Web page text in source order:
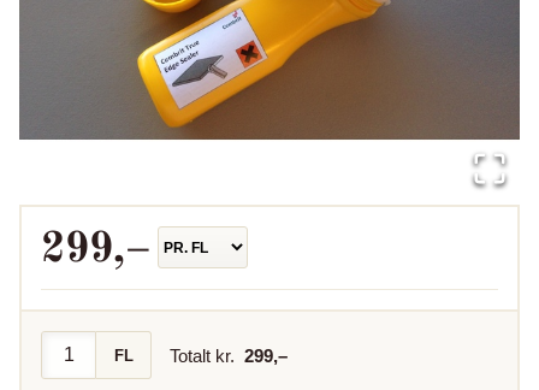
299,–
FL Totalt kr. 299,–